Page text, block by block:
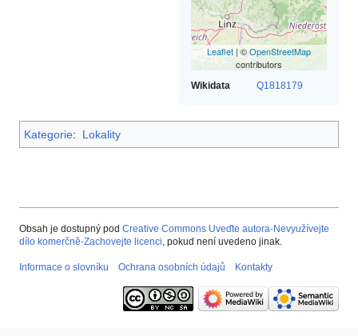
Leaflet | ©OpenStreetMap
contributors
Wikidata Q1818179
Kategorie: Lokality
Obsah je dostupný pod Creative Commons Uveďte autora-Nevyužívejte
dílo komerčně-Zachovejte licenci, pokud není uvedeno jinak.
Informace o slovníku Ochrana osobních údajů Kontakty